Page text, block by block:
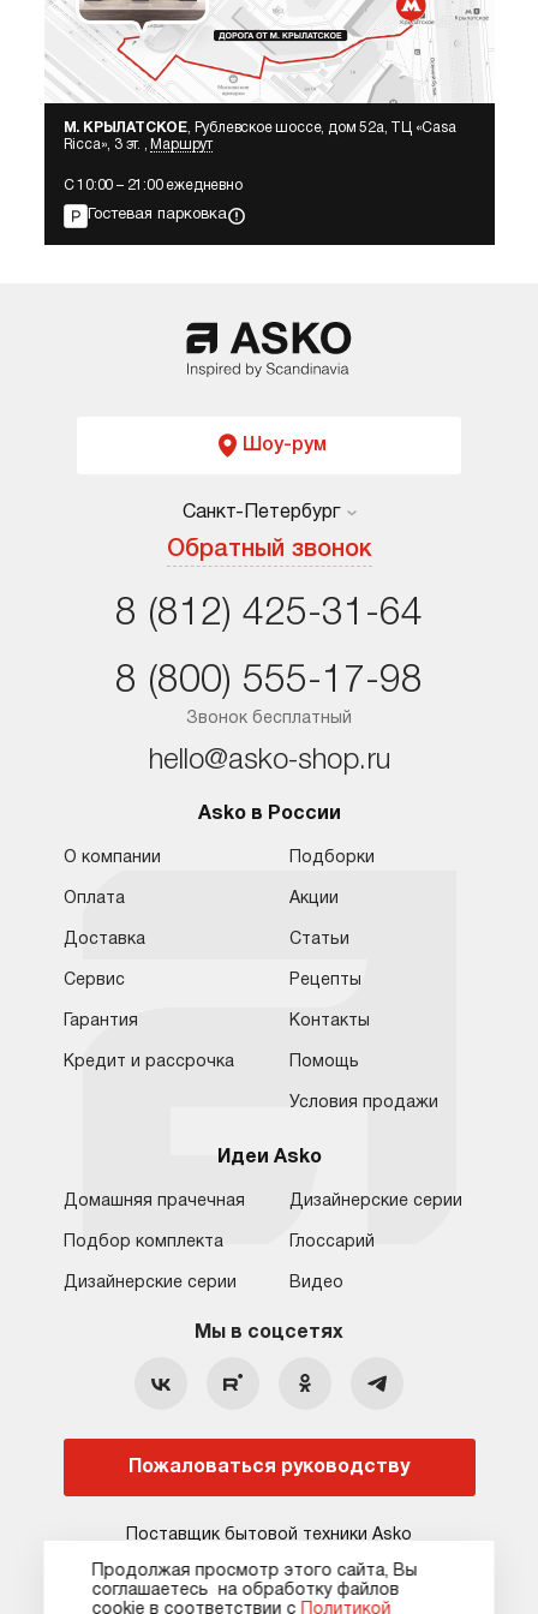
Санкт-Петербург
Москва
Краснодар
8 (800) 555-17-98 8 (812) 425-31-64
hello@asko-shop.ru
О компании Ремонт
Статьи и акции
Сервисные центры Кредит и рассрочка
Гарантия Карта сайта
М. КРЫЛАТСКОЕ, Рублевское шоссе, дом 52а, ТЦ «Сasa
Ricca», 3 эт. ,
Маршрут
С 10:00 – 21:00 ежедневно
Гостевая парковка
Шоу-рум
Санкт-Петербург
Обратный звонок
Москва
Ростов-на-Дону
8 (812) 425-31-64
Звонок бесплатный
8 (800) 555-17-98
hello@asko-shop.ru
Asko в России
О компании
Оплата
Доставка
Сервис
Гарантия
Кредит и рассрочка
Подборки
Акции
Статьи
Рецепты
Контакты
Помощь
Условия продажи
Идеи Asko
Домашняя прачечная
Подбор комплекта
Дизайнерские серии
Дизайнерские серии
Глоссарий
Видео
Мы в соцсетях
Пожаловаться руководству
Поставщик бытовой техники Asko
Продолжая просмотр этого сайта, Вы
соглашаетесь на обработку файлов
сооkie в соответствии с
Политикой